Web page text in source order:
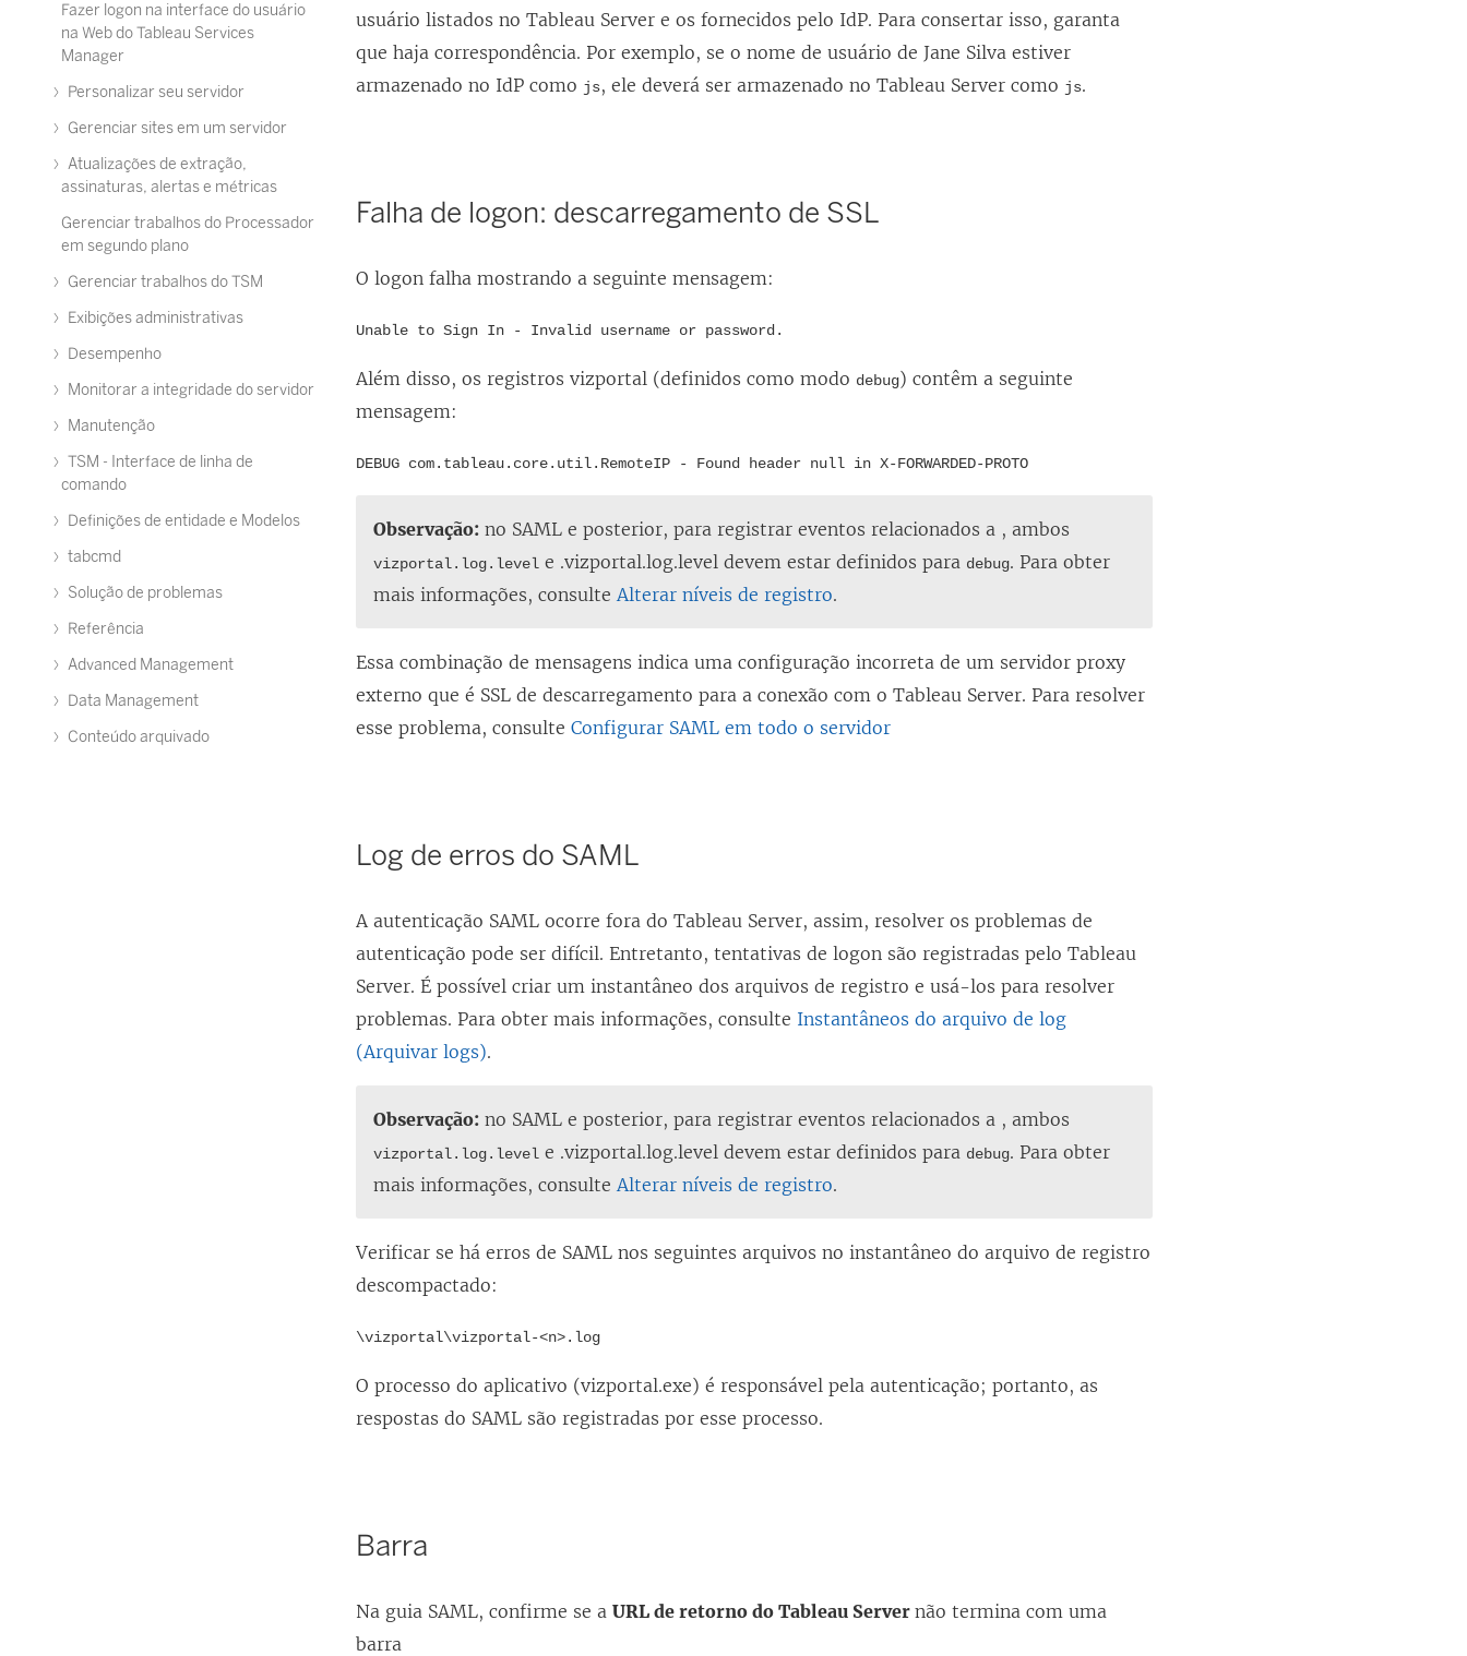
Fazer logon na interface do usuário
na Web do Tableau Services
Manager
Personalizar seu servidor
Gerenciar sites em um servidor
Atualizações de extração,
assinaturas, alertas e métricas
Gerenciar trabalhos do Processador
em segundo plano
Gerenciar trabalhos do TSM
Exibições administrativas
Desempenho
Monitorar a integridade do servidor
Manutenção
TSM - Interface de linha de
comando
Definições de entidade e Modelos
tabcmd
Solução de problemas
Referência
Advanced Management
Data Management
Conteúdo arquivado
v
a
j
usuário listados no Tableau Server e os fornecidos pelo IdP. Para consertar isso, garanta
que haja correspondência. Por exemplo, se o nome de usuário de Jane Silva estiver
armazenado no IdP como js, ele deverá ser armazenado no Tableau Server como js.
Falha de logon: descarregamento de SSL
O logon falha mostrando a seguinte mensagem:
Unable to Sign In - Invalid username or password.
Além disso, os registros vizportal (definidos como modo debug) contêm a seguinte
mensagem:
DEBUG com.tableau.core.util.RemoteIP - Found header null in X-FORWARDED-PROTO
Observação: no SAML e posterior, para registrar eventos relacionados a , ambos
vizportal.log.level e .vizportal.log.level devem estar definidos para debug. Para obter
mais informações, consulteAlterar níveis de registro.
Essa combinação de mensagens indica uma configuração incorreta de um servidor proxy
externo que é SSL de descarregamento para a conexão com o Tableau Server. Para resolver
esse problema, consulteConfigurar SAML em todo o servidor
Log de erros do SAML
A autenticação SAML ocorre fora do Tableau Server, assim, resolver os problemas de
autenticação pode ser difícil. Entretanto, tentativas de logon são registradas pelo Tableau
Server. É possível criar um instantâneo dos arquivos de registro e usá-los para resolver
problemas. Para obter mais informações, consulte Instantâneos do arquivo de log
(Arquivar logs).
Observação: no SAML e posterior, para registrar eventos relacionados a , ambos
vizportal.log.level e .vizportal.log.level devem estar definidos para debug. Para obter
mais informações, consulteAlterar níveis de registro.
Verificar se há erros de SAML nos seguintes arquivos no instantâneo do arquivo de registro
descompactado:
\vizportal\vizportal-<n>.log
O processo do aplicativo (vizportal.exe) é responsável pela autenticação; portanto, as
respostas do SAML são registradas por esse processo.
Barra
Na guia SAML, confirme se aURL de retorno do Tableau Servernão termina com uma
barra